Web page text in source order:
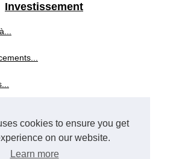
cookies to ensure you get
on our website.
Learn more
Investissement